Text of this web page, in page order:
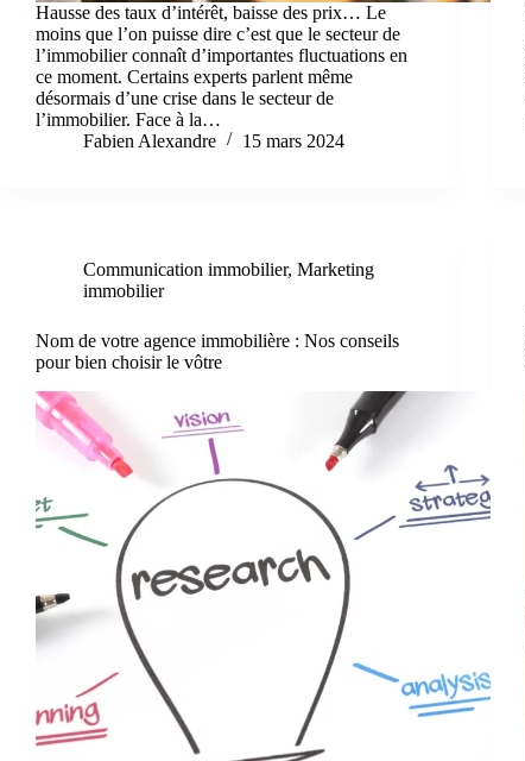
Hausse des taux d’intérêt, baisse des prix… Le
moins que l’on puisse dire c’est que le secteur de
l’immobilier connaît d’importantes fluctuations en
ce moment. Certains experts parlent même
désormais d’une crise dans le secteur de
l’immobilier. Face à la…
Fabien Alexandre
15 mars 2024
Communication immobilier, Marketing
immobilier
Nom de votre agence immobilière : Nos conseils
pour bien choisir le vôtre